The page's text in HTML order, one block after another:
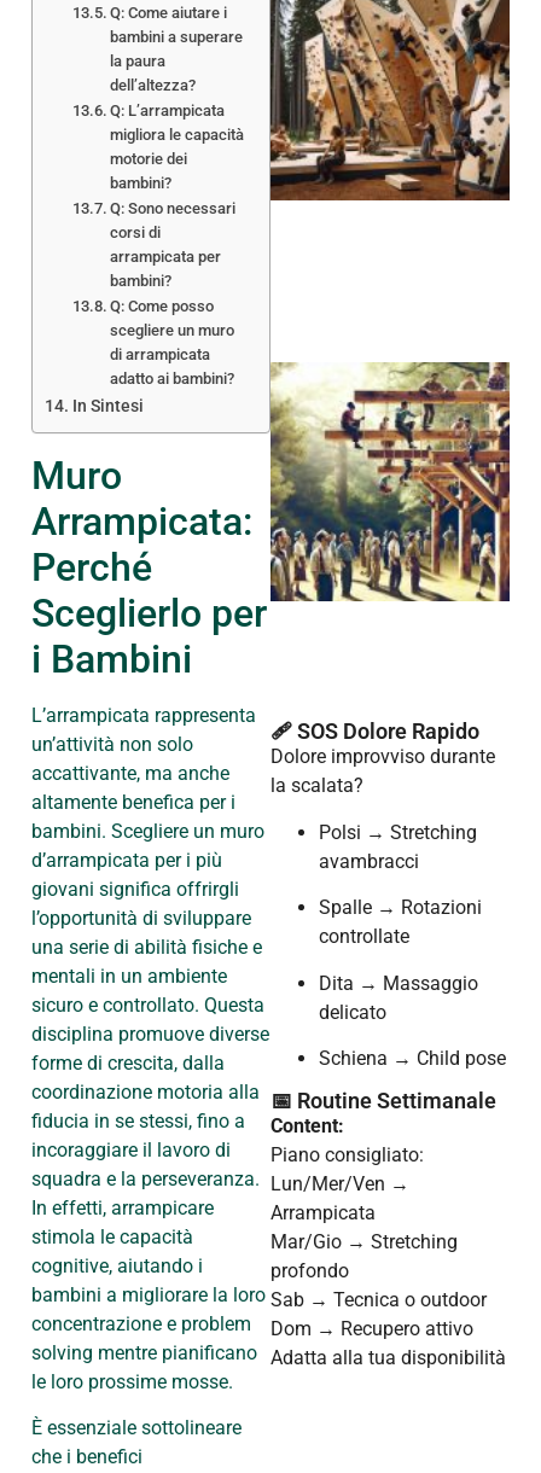
Q: Come aiutare i
bambini a superare
la paura
dell’altezza?
Q: L’arrampicata
migliora le capacità
motorie dei
bambini?
Q: Sono necessari
corsi di
arrampicata per
bambini?
Q: Come posso
scegliere un muro
di arrampicata
adatto ai bambini?
In Sintesi
Muro
Arrampicata:
Perché
Sceglierlo per
i Bambini
L’arrampicata rappresenta
un’attività non solo
accattivante, ma anche
altamente benefica per i
bambini. Scegliere un muro
d’arrampicata per i più
giovani significa offrirgli
l’opportunità di sviluppare
una serie di abilità fisiche e
mentali in un ambiente
sicuro e controllato. Questa
disciplina promuove diverse
forme di crescita, dalla
coordinazione motoria alla
fiducia in se stessi, fino a
incoraggiare il lavoro di
squadra e la perseveranza.
In effetti, arrampicare
stimola le capacità
cognitive, aiutando i
bambini a migliorare la loro
concentrazione e problem
solving mentre pianificano
le loro prossime mosse.
È essenziale sottolineare
che i benefici
🩹 SOS Dolore Rapido
Dolore improvviso durante
la scalata?
Polsi → Stretching
avambracci
Spalle → Rotazioni
controllate
Dita → Massaggio
delicato
Schiena → Child pose
📅 Routine Settimanale
Content:
Piano consigliato:
Lun/Mer/Ven →
Arrampicata
Mar/Gio → Stretching
profondo
Sab → Tecnica o outdoor
Dom → Recupero attivo
Adatta alla tua disponibilità